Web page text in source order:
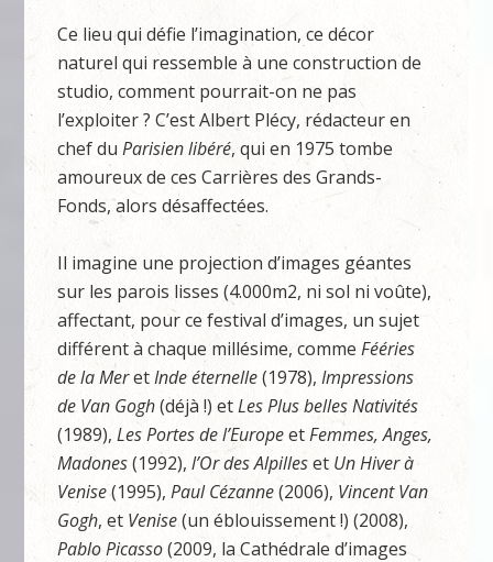
Ce lieu qui défie l’imagination, ce décor
naturel qui ressemble à une construction de
studio, comment pourrait-on ne pas
l’exploiter ? C’est Albert Plécy, rédacteur en
chef duParisien libéré, qui en 1975 tombe
amoureux de ces Carrières des Grands-
Fonds, alors désaffectées.
Il imagine une projection d’images géantes
sur les parois lisses (4.000m2, ni sol ni voûte),
affectant, pour ce festival d’images, un sujet
différent à chaque millésime, commeFééries
de la MeretInde éternelle(1978), Impressions
de Van Gogh(déjà !) etLes Plus belles Nativités
(1989),Les Portes de l’EuropeetFemmes, Anges,
Madones(1992), l’Or des Alpilleset Un Hiver à
Venise(1995), Paul Cézanne(2006), Vincent Van
Gogh, et Venise(un éblouissement !) (2008),
Pablo Picasso(2009, la Cathédrale d’images